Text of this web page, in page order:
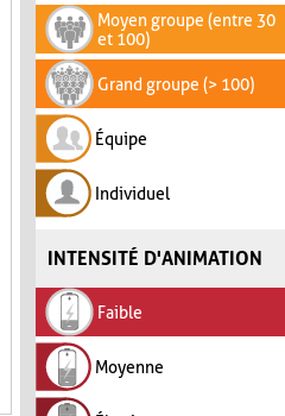
Moyen groupe (entre 30
et 100)
Grand groupe (> 100)
Équipe
Individuel
INTENSITÉ D'ANIMATION
Faible
Moyenne